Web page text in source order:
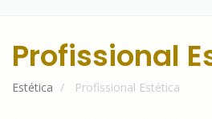
Profissional
Estética Profissional Estética